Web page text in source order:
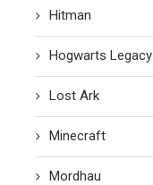
Hitman
Hogwarts Legacy
Lost Ark
Minecraft
Mordhau